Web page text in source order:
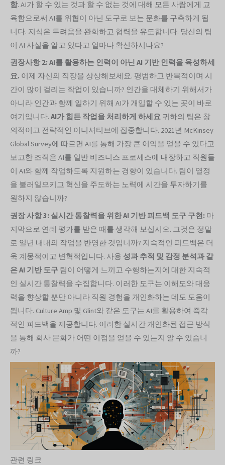
함. AI가 할 수 있는 것과 할 수 없는 것에 대해 모든 사람에게 교
육함으로써 AI를 위협이 아닌 도구로 보는 문화를 구축하게 됩
니다. 지식은 두려움을 완화하고 협력을 유도합니다. 당신의 팀
이 AI 사실을 알고 있다고 얼마나 확신하시나요?
권장사항 2: AI를 활용하는 인력이 아닌 AI 기반 인력을 육성하세
요. 이제 자신의 직장을 상상해보세요. 평범하고 반복적이며 시
간이 많이 걸리는 작업이 있습니까? 인간을 대체하기 위해서가
아니라 인간과 함께 일하기 위해 AI가 개입할 수 있는 곳이 바로
여기입니다. AI가 힘든 작업을 처리하게 하세요 귀하의 팀은 창
의적이고 전략적인 이니셔티브에 집중합니다. 2021년 McKinsey
Global Survey에 따르면 AI를 통해 가장 큰 이익을 얻을 수 있다고
보고한 조직은 AI를 일반 비즈니스 프로세스에 내장하고 직원들
이 AI와 함께 작업하도록 지원하는 경향이 있습니다. 팀이 열정
을 불러일으키고 혁신을 주도하는 노력에 시간을 투자하기를
원하지 않습니까?
권장 사항 3: 실시간 통찰력을 위한 AI 기반 피드백 도구 구현: 마
지막으로 연례 평가를 받은 때를 생각해 보십시오. 그것은 정말
로 일년 내내의 작업을 반영한 것입니까? 지속적인 피드백은 더
욱 계몽적이고 변혁적입니다. 사용 성과 추적 및 감정 분석과 같
은 AI 기반 도구 팀이 어떻게 느끼고 수행하는지에 대한 지속적
인 실시간 통찰력을 수집합니다. 이러한 도구는 이해도와 대응
력을 향상할 뿐만 아니라 직원 경험을 개인화하는 데도 도움이
됩니다. Culture Amp 및 Glint와 같은 도구는 AI를 활용하여 즉각
적인 피드백을 제공합니다. 이러한 실시간 개인화된 접근 방식
을 통해 회사 문화가 어떤 이점을 얻을 수 있는지 알 수 있습니
까?
관련 링크